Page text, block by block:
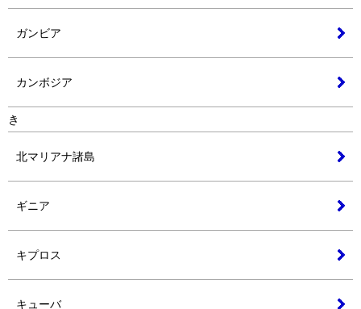
ガンビア
カンボジア
き
北マリアナ諸島
ギニア
キプロス
キューバ